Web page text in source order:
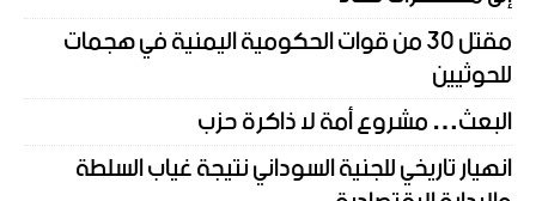
مقتل 30 من قوات الحكومية اليمنية في هجمات
للحوثيين
البعث… مشروع أمة لا ذاكرة حزب
انهيار تاريخي للجنية السوداني نتيجة غياب السلطة